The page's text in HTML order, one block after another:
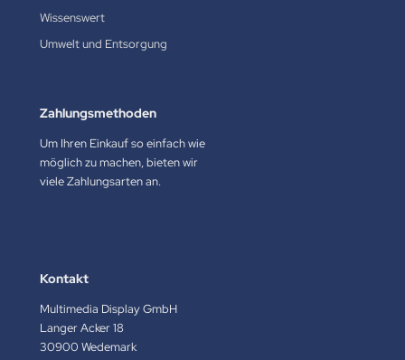
Wissenswert
Umwelt und Entsorgung
Zahlungsmethoden
Um Ihren Einkauf so einfach wie
möglich zu machen, bieten wir
viele Zahlungsarten an.
Kontakt
Multimedia Display GmbH
Langer Acker 18
30900 Wedemark